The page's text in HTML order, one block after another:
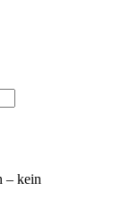
– kein